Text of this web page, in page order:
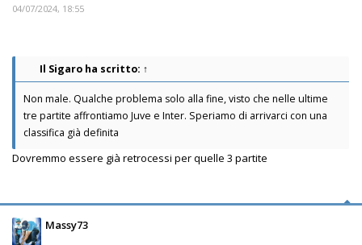
04/07/2024, 18:55
Il Sigaro ha scritto: ↑
Non male. Qualche problema solo alla fine, visto che nelle ultime
tre partite affrontiamo Juve e Inter. Speriamo di arrivarci con una
classifica già definita
Dovremmo essere già retrocessi per quelle 3 partite
Massy73